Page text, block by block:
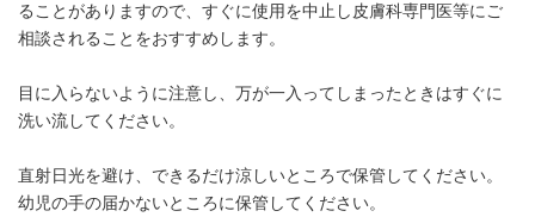
ることがありますので、すぐに使用を中止し皮膚科専門医等にご
相談されることをおすすめします。
目に入らないように注意し、万が一入ってしまったときはすぐに
洗い流してください。
直射日光を避け、できるだけ涼しいところで保管してください。
幼児の手の届かないところに保管してください。